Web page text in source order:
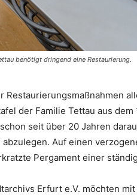
benötigt dringend eine Restaurierung.
Restaurierungsmaßnahmen
der Familie Tettau aus
seit über 20 Jahren
Auf einen
Pergament einer
Erfurt e.V. möchten